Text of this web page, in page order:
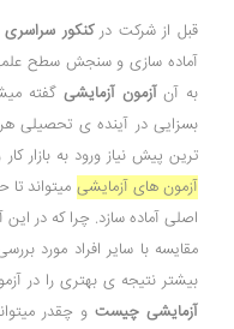
قبل از شرکت درکنکور سراسری
آماده سازی و سنجش سطح علمی
به آنآزمون آزمایشی گفته
بسزایی در آینده ی تحصیلی
ترین پیش نیاز ورود به بازار
آزمون های آزمایشی میتواند
اصلی آماده سازد. چرا که در
مقایسه با سایر افراد مورد
بیشتر نتیجه ی بهتری را در
آزمایشی چیست و چقدر